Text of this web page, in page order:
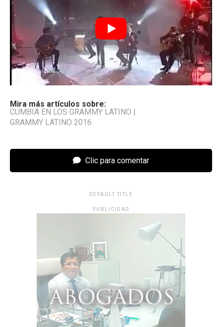
Mira más artículos sobre:
CUMBIA EN LOS GRAMMY LATINO |
GRAMMY LATINO 2016
Clic para comentar
DEFAULT TITLE
PUBLICIDAD